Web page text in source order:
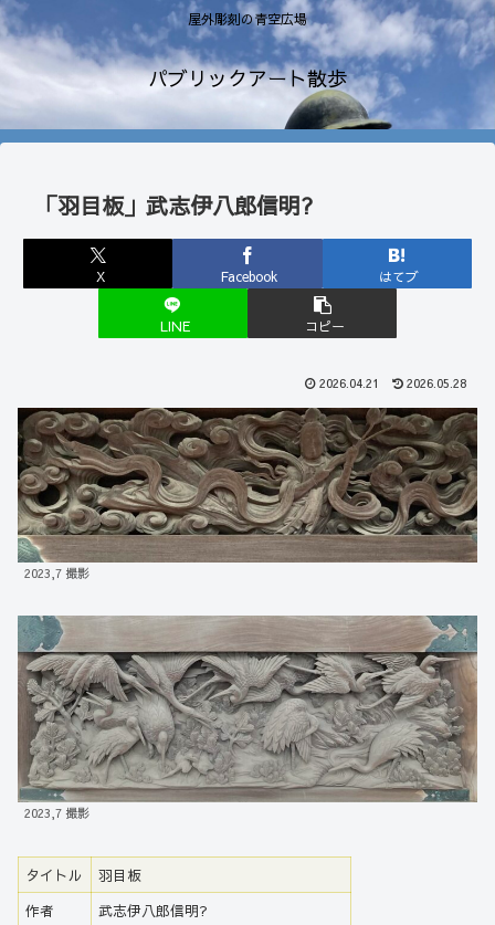
屋外彫刻の青空広場
パブリックアート散歩
「羽目板」武志伊八郎信明?
X Facebook はてブ
LINE コピー
2026.04.21 2026.05.28
2023,7 撮影
2023,7 撮影
タイトル
羽目板
作者
武志伊八郎信明?